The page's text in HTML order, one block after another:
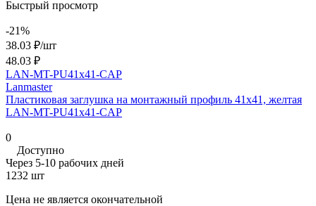
Быстрый просмотр
-21%
38.03 ₽/шт
48.03 ₽
LAN-MT-PU41x41-CAP
Lanmaster
Пластиковая заглушка на монтажный профиль 41х41, желтая
LAN-MT-PU41x41-CAP
0
Доступно
Через 5-10 рабочих дней
1232 шт
Цена не является окончательной